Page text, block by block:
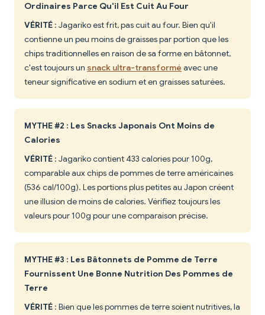
Ordinaires Parce Qu'il Est Cuit Au Four
VÉRITÉ : Jagariko est frit, pas cuit au four. Bien qu'il
contienne un peu moins de graisses par portion que les
chips traditionnelles en raison de sa forme en bâtonnet,
c'est toujours un snack ultra-transformé avec une
teneur significative en sodium et en graisses saturées.
MYTHE #2 : Les Snacks Japonais Ont Moins de
Calories
VÉRITÉ : Jagariko contient 433 calories pour 100g,
comparable aux chips de pommes de terre américaines
(536 cal/100g). Les portions plus petites au Japon créent
une illusion de moins de calories. Vérifiez toujours les
valeurs pour 100g pour une comparaison précise.
MYTHE #3 : Les Bâtonnets de Pomme de Terre
Fournissent Une Bonne Nutrition Des Pommes de
Terre
VÉRITÉ : Bien que les pommes de terre soient nutritives, la